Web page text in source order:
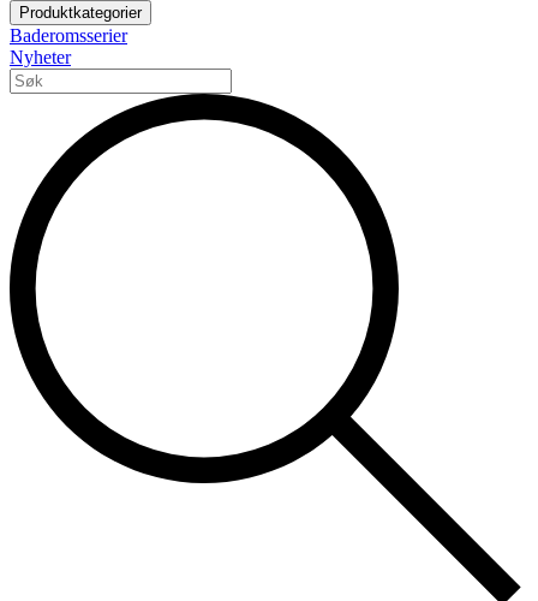
Produktkategorier
Baderomsserier
Nyheter